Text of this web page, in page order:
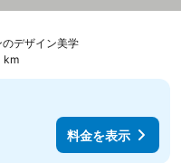
のデザイン美学料金を表示
km
料金を表示